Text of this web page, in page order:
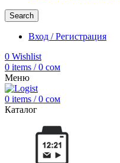
Search
Вход / Регистрация
0 Wishlist
0 items / 0 сом
Меню
0 items / 0 сом
Каталог